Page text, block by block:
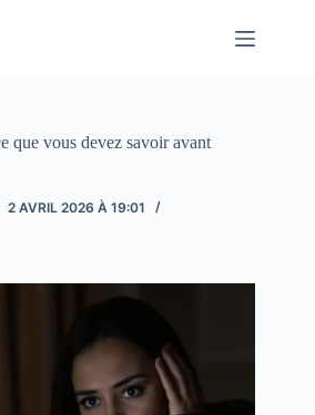
que vous devez savoir avant
2 AVRIL 2026 À 19:01